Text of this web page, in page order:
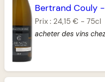
Bertrand Couly -
Prix : 24,15 € -75cl
acheter des vins